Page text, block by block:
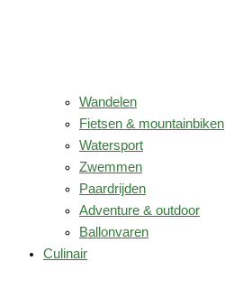
Wandelen
Fietsen & mountainbiken
Watersport
Zwemmen
Paardrijden
Adventure & outdoor
Ballonvaren
Culinair